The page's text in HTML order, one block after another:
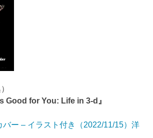
Good for You: Life in 3-d』
バー – イラスト付き（2022/11/15）洋